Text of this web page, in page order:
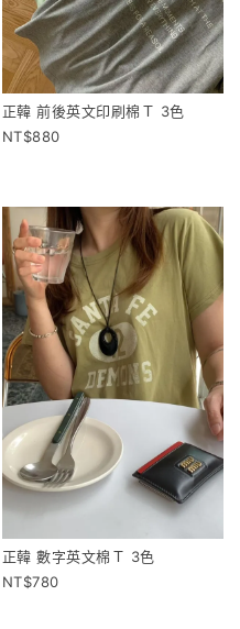
正韓 前後英文印刷棉Ｔ 3色
880
正韓 數字英文棉Ｔ 3色
780